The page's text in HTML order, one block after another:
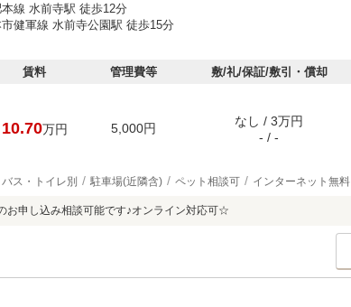
本線 水前寺駅 徒歩12分
市健軍線 水前寺公園駅 徒歩15分
賃料 管理費等 敷/礼/保証/敷引・償却
10.70万円 5,000円
なし / 3万円
- / -
バス・トイレ別 駐車場(近隣含) ペット相談可 インターネット無料
お申し込み相談可能です♪オンライン対応可☆